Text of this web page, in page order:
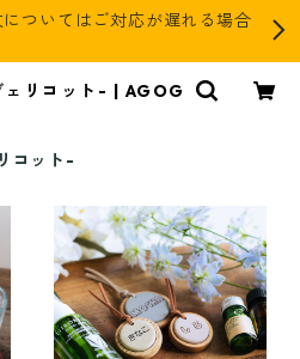
ついてはご対応が遅れる場合
リコット- | AGOG
コット-